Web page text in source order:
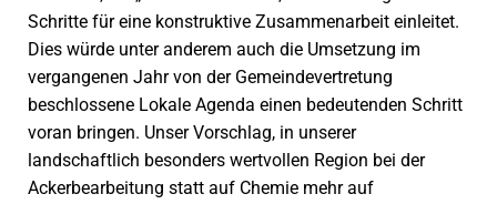
Schritte für eine konstruktive Zusammenarbeit einleitet.
Dies würde unter anderem auch die Umsetzung im
vergangenen Jahr von der Gemeindevertretung
beschlossene Lokale Agenda einen bedeutenden Schritt
voran bringen. Unser Vorschlag, in unserer
landschaftlich besonders wertvollen Region bei der
Ackerbearbeitung statt auf Chemie mehr auf